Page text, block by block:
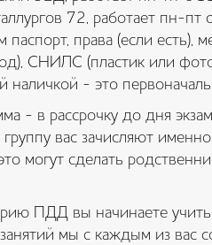
72, работает пн-пт
права (если есть),
СНИЛС (пластик или
наличкой - это
- в рассрочку до дня
группу вас зачисляют
могут сделать
ПДД вы начинаете
занятий мы с каждым из вас